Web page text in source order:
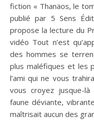
fiction « Thanäos, le
publié par 5 Sens
propose la lecture du
vidéo Tout n’est
des hommes se
plus maléfiques et les
l’ami qui ne vous
vous croyez jusque-
faune déviante,
maîtrisait aucun des